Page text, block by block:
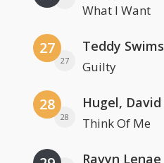
What I Want
27
27
Teddy Swims
Guilty
28
28 Think Of Me
Ravyn Lenae